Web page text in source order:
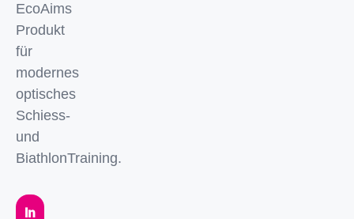
EcoAims
Produkt
für
modernes
optisches
Schiess-
und
BiathlonTraining.
In